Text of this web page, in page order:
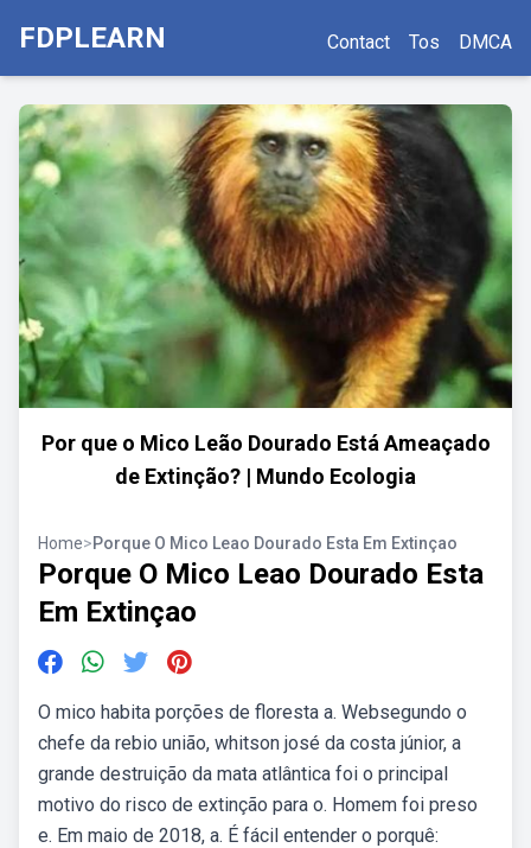
FDPLEARN Contact Tos DMCA
Por que o Mico Leão Dourado Está Ameaçado
de Extinção? | Mundo Ecologia
Home>Porque O Mico Leao Dourado Esta Em Extinçao
Porque O Mico Leao Dourado Esta
Em Extinçao
O mico habita porções de floresta a. Websegundo o
chefe da rebio união, whitson josé da costa júnior, a
grande destruição da mata atlântica foi o principal
motivo do risco de extinção para o. Homem foi preso
e. Em maio de 2018, a. É fácil entender o porquê: